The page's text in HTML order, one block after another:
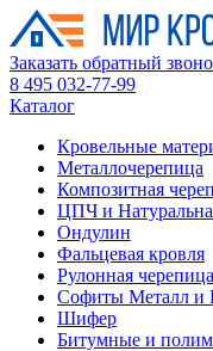
Заказать обратный
8 495 032-77-99
Каталог
Кровельные
Металлочерепица
Композитная
ЦПЧ и
Ондулин
Фальцевая кровля
Рулонная
Софиты Металл
Шифер
Битумные и